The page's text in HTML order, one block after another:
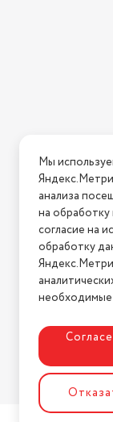
2026 ©
Мы
анализа
на
согласие на
обработку